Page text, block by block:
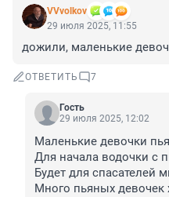
VVvolkov
29 июля 2025, 11:55
дожили, маленькие
ОТВЕТИТЬ 7
Гость
29 июля 2025, 12:02
Маленькие девочки
Для начала водочки с
Будет для спасателей
Много пьяных девочек